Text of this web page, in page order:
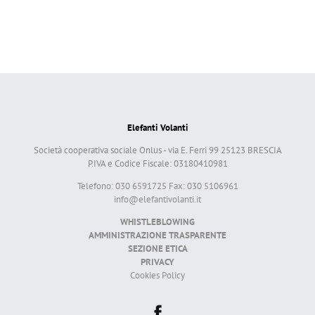
Elefanti Volanti
Società cooperativa sociale Onlus - via E. Ferri 99 25123 BRESCIA
P.IVA e Codice Fiscale: 03180410981
Telefono: 030 6591725 Fax: 030 5106961
info@elefantivolanti.it
WHISTLEBLOWING
AMMINISTRAZIONE TRASPARENTE
SEZIONE ETICA
PRIVACY
Cookies Policy